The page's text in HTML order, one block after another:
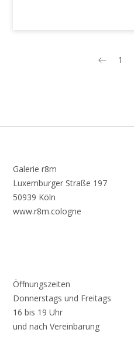
1
Galerie r8m
Luxemburger Straße 197
50939 Köln
www.r8m.cologne
Öffnungszeiten
Donnerstags und Freitags
16 bis 19 Uhr
und nach Vereinbarung